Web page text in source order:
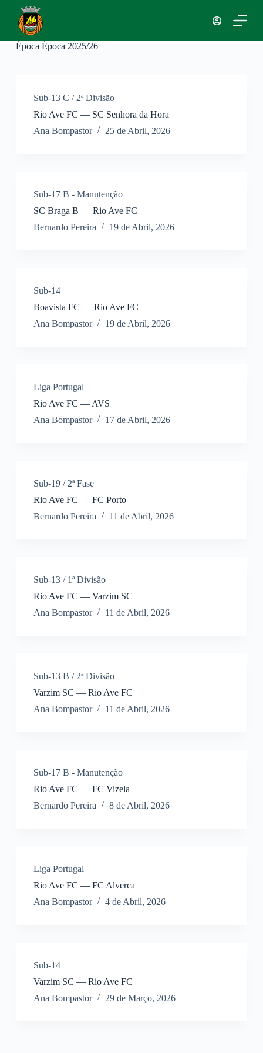
aÉpoca Época 2025/26
Sub-13 C / 2ª Divisão
Rio Ave FC — SC Senhora da Hora
Ana Bompastor
25 de Abril, 2026
Sub-17 B - Manutenção
SC Braga B — Rio Ave FC
Bernardo Pereira
19 de Abril, 2026
Sub-14
Boavista FC — Rio Ave FC
Ana Bompastor
19 de Abril, 2026
Liga Portugal
Rio Ave FC — AVS
Ana Bompastor
17 de Abril, 2026
Sub-19 / 2ª Fase
Rio Ave FC — FC Porto
Bernardo Pereira
11 de Abril, 2026
Sub-13 / 1ª Divisão
Rio Ave FC — Varzim SC
Ana Bompastor
11 de Abril, 2026
Sub-13 B / 2ª Divisão
Varzim SC — Rio Ave FC
Ana Bompastor
11 de Abril, 2026
Sub-17 B - Manutenção
Rio Ave FC — FC Vizela
Bernardo Pereira
8 de Abril, 2026
Liga Portugal
Rio Ave FC — FC Alverca
Ana Bompastor
4 de Abril, 2026
Sub-14
Varzim SC — Rio Ave FC
Ana Bompastor
29 de Março, 2026